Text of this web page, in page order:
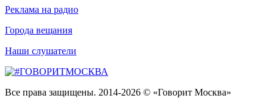
Реклама на радио
Города вещания
Наши слушатели
Все права защищены. 2014-2026 © «Говорит Москва»